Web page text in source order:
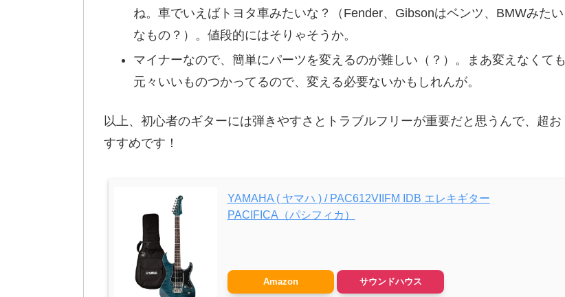
ね。車でいえばトヨタ車みたいな？（Fender、Gibsonはベンツ、BMWみたい
なもの？）。値段的にはそりゃそうか。
マイナーなので、簡単にパーツを変えるのが難しい（？）。まあ変えなくても
元々いいものつかってるので、変える必要ないかもしれんが。
以上、初心者のギターには弾きやすさとトラブルフリーが重要だと思うんで、超お
すすめです！
YAMAHA ( ヤマハ ) / PAC612VIIFM IDB エレキギター
PACIFICA（パシフィカ）
Amazon サウンドハウス